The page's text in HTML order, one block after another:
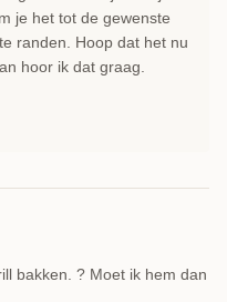
je het tot de gewenste
randen. Hoop dat het nu
hoor ik dat graag.
bakken. ? Moet ik hem dan